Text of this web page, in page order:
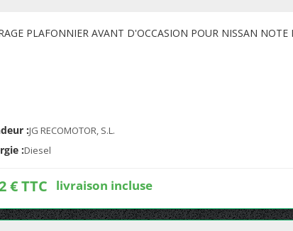
PLAFONNIER AVANT D'OCCASION POUR NISSAN NOTE
:JG RECOMOTOR, S.L.
:Diesel
€ TTC livraison incluse